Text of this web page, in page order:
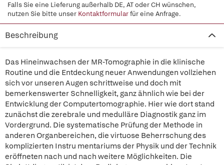
Falls Sie eine Lieferung außerhalb DE, AT oder CH wünschen,
nutzen Sie bitte unser Kontaktformularfür eine Anfrage.
Beschreibung
Das Hineinwachsen der MR-Tomographie in die klinische
Routine und die Entdeckung neuer Anwendungen vollziehen
sich vor unseren Augen schrittweise und doch mit
bemerkenswerter Schnelligkeit, ganz ähnlich wie bei der
Entwicklung der Computertomographie. Hier wie dort stand
zunächst die zerebrale und medulläre Diagnostik ganz im
Vordergrund. Die systematische Prüfung der Methode in
anderen Organbereichen, die virtuose Beherrschung des
komplizierten Instru mentariums der Physik und der Technik
eröffneten nach und nach weitere Möglichkeiten. Die